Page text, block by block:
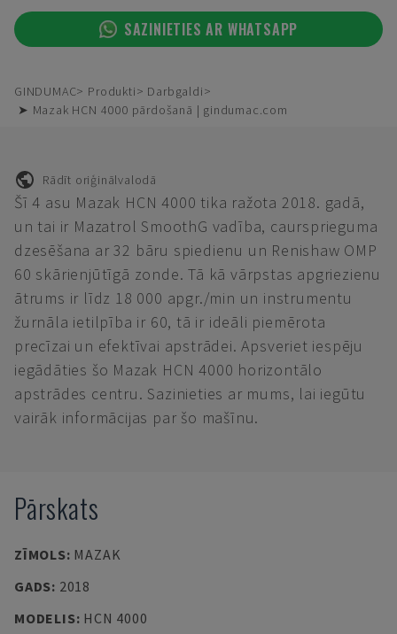
SAZINIETIES AR WHATSAPP
GINDUMAC Produkti
Darbgaldi
➤ Mazak HCN 4000 pārdošanā | gindumac.com
Rādīt oriģinālvalodā
Šī 4 asu Mazak HCN 4000 tika ražota 2018. gadā,
un tai ir Mazatrol SmoothG vadība, caursprieguma
dzesēšana ar 32 bāru spiedienu un Renishaw OMP
60 skārienjūtīgā zonde. Tā kā vārpstas apgriezienu
ātrums ir līdz 18 000 apgr./min un instrumentu
žurnāla ietilpība ir 60, tā ir ideāli piemērota
precīzai un efektīvai apstrādei. Apsveriet iespēju
iegādāties šo Mazak HCN 4000 horizontālo
apstrādes centru. Sazinieties ar mums, lai iegūtu
vairāk informācijas par šo mašīnu.
Pārskats
ZĪMOLS: MAZAK
GADS: 2018
MODELIS: HCN 4000